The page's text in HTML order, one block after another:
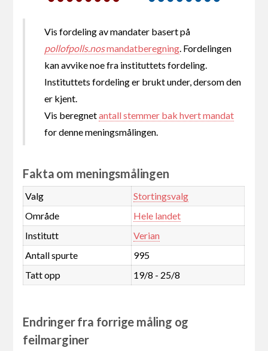
Vis fordeling av mandater basert på
pollofpolls.nosmandatberegning. Fordelingen
kan avvike noe fra instituttets fordeling.
Instituttets fordeling er brukt under, dersom den
er kjent.
Vis beregnetantall stemmer bak hvert mandat
for denne meningsmålingen.
Fakta om meningsmålingen
Valg
Stortingsvalg
Område
Hele landet
Institutt
Verian
Antall spurte
995
Tatt opp
19/8 - 25/8
Endringer fra forrige måling og
feilmarginer